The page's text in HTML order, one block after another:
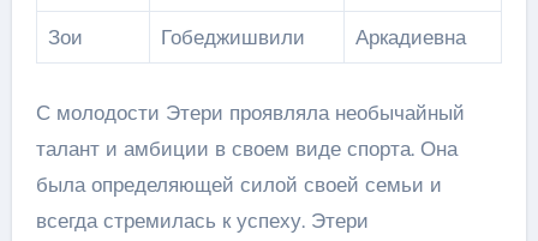
Зои
Гобеджишвили Аркадиевна
С молодости Этери проявляла необычайный
талант и амбиции в своем виде спорта. Она
была определяющей силой своей семьи и
всегда стремилась к успеху. Этери